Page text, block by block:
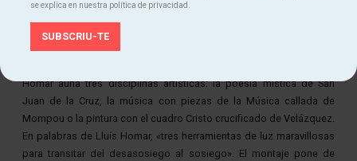
Un viaje espiritual hacia la interiorización, hacia el encuentro de uno
Homar aúna tres disciplinas artísticas: la poesía mística de San
Juan de la Cruz, la música con piezas de la Música callada de
Mompou o la pintura con el cuadro Cristo crucificado de Velázquez.
En palabras de Lluís Homar, «tres herramientas de luz maravillosas
para transitar del desasosiego al sosiego». El montaje pone de
se explica en nuestra política de privacidad.